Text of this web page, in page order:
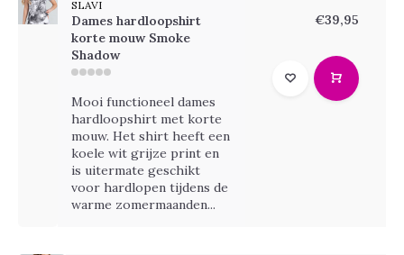
SLAVI
Dames hardloopshirt
korte mouw Smoke
Shadow
Mooi functioneel dames
hardloopshirt met korte
mouw. Het shirt heeft een
koele wit grijze print en
is uitermate geschikt
voor hardlopen tijdens de
warme zomermaanden...
€39,95